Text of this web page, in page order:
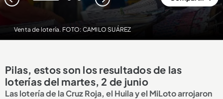
Venta de lotería. FOTO: CAMILO SUÁREZ
Pilas, estos son los resultados de las
loterías del martes, 2 de junio
Las lotería de la Cruz Roja, el Huila y el MiLoto arrojaron